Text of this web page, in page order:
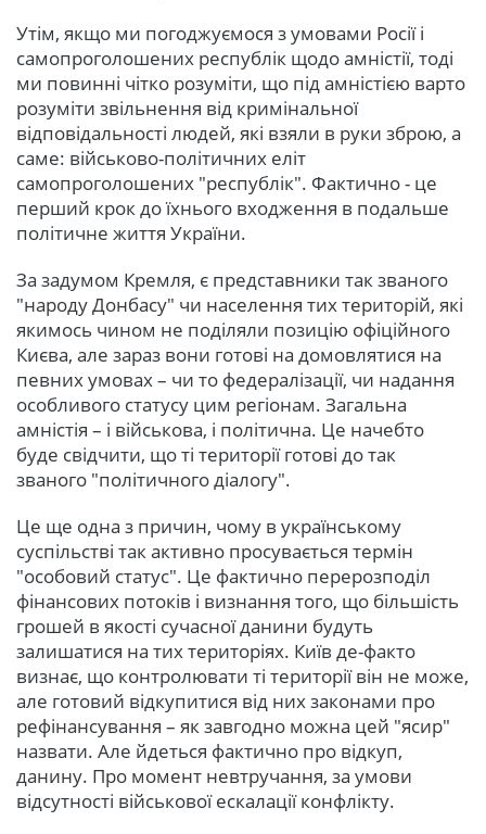
Утім, якщо ми погоджуємося з умовами Росії і
самопроголошених республік щодо амністії, тоді
ми повинні чітко розуміти, що під амністією варто
розуміти звільнення від кримінальної
відповідальності людей, які взяли в руки зброю, а
саме: військово-політичних еліт
самопроголошених "республік". Фактично - це
перший крок до їхнього входження в подальше
політичне життя України.
За задумом Кремля, є представники так званого
"народу Донбасу" чи населення тих територій, які
якимось чином не поділяли позицію офіційного
Києва, але зараз вони готові на домовлятися на
певних умовах – чи то федералізації, чи надання
особливого статусу цим регіонам. Загальна
амністія – і військова, і політична. Це начебто
буде свідчити, що ті території готові до так
званого "політичного діалогу".
Це ще одна з причин, чому в українському
суспільстві так активно просувається термін
"особовий статус". Це фактично перерозподіл
фінансових потоків і визнання того, що більшість
грошей в якості сучасної данини будуть
залишатися на тих територіях. Київ де-факто
визнає, що контролювати ті території він не може,
але готовий відкупитися від них законами про
рефінансування – як завгодно можна цей "ясир"
назвати. Але йдеться фактично про відкуп,
данину. Про момент невтручання, за умови
відсутності військової ескалації конфлікту.